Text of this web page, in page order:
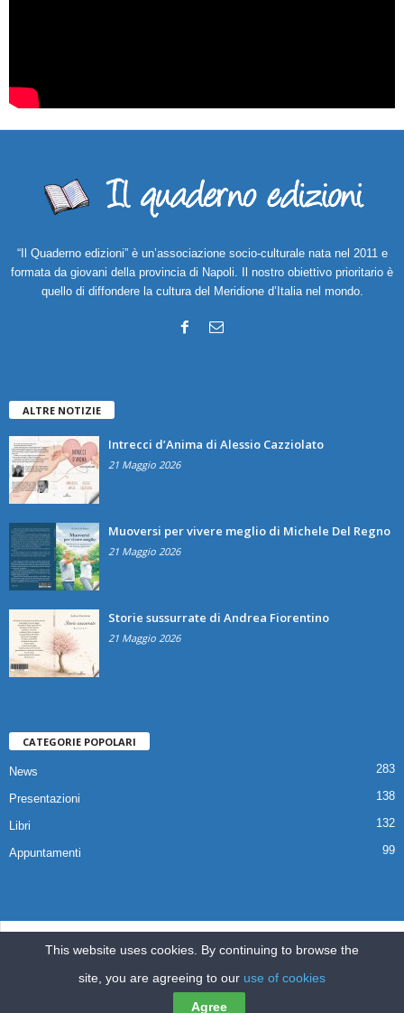
“Il Quaderno edizioni” è un’associazione socio-culturale nata nel 2011 e
formata da giovani della provincia di Napoli. Il nostro obiettivo prioritario è
quello di diffondere la cultura del Meridione d’Italia nel mondo.
ALTRE NOTIZIE
Intrecci d’Anima di Alessio Cazziolato
21 Maggio 2026
Muoversi per vivere meglio di Michele Del Regno
21 Maggio 2026
Storie sussurrate di Andrea Fiorentino
21 Maggio 2026
CATEGORIE POPOLARI
News 283
Presentazioni 138
Libri 132
Appuntamenti 99
ilquadernoedizioni@libero.it
Home
Pubblicazioni Appuntamenti Libri
News
Presentazioni
This website uses cookies. By continuing to browse the
site, you are agreeing to our use of cookies
Agree